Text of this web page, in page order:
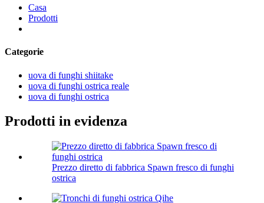
Casa
Prodotti
Categorie
uova di funghi shiitake
uova di funghi ostrica reale
uova di funghi ostrica
Prodotti in evidenza
Prezzo diretto di fabbrica Spawn fresco di funghi
ostrica